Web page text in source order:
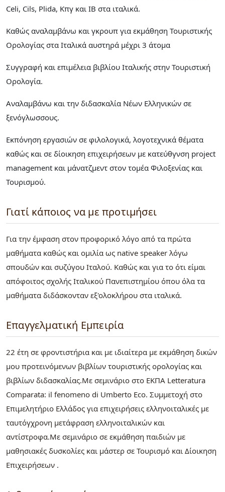
Celi, Cils, Plida, Κπγ και ΙΒ στα ιταλικά.
Καθώς αναλαμβάνω και γκρουπ για εκμάθηση Τουριστικής
Ορολογίας στα Ιταλικά αυστηρά μέχρι 3 άτομα
Συγγραφή και επιμέλεια βιβλίου Ιταλικής στην Τουριστική
Ορολογία.
Αναλαμβάνω και την διδασκαλία Νέων Ελληνικών σε
ξενόγλωσσους.
Εκπόνηση εργασιών σε φιλολογικά, λογοτεχνικά θέματα
καθώς και σε δίοικηση επιχειρήσεων με κατεύθγνση project
management και μάνατζμεντ στον τομέα Φιλοξενίας και
Τουρισμού.
Γιατί κάποιος να με προτιμήσει
Για την έμφαση στον προφορικό λόγο από τα πρώτα
μαθήματα καθώς και ομιλία ως native speaker λόγω
σπουδών και συζύγου Ιταλού. Καθώς και για το ότι είμαι
απόφοιτος σχολής Ιταλικού Πανεπιστημίου όπου όλα τα
μαθήματα διδάσκονταν εξ'ολοκλήρου στα ιταλικά.
Επαγγελματική Εμπειρία
22 έτη σε φροντιστήρια και με ιδιαίτερα με εκμάθηση δικών
μου προτεινόμενων βιβλίων τουριστικής ορολογίας και
βιβλίων διδασκαλίας.Με σεμινάριο στο ΕΚΠΑ Letteratura
Comparata: il fenomeno di Umberto Eco. Συμμετοχή στο
Επιμελητήριο Ελλάδος για επιχειρήσεις ελληνοιταλικές με
ταυτόγχρονη μετάφραση ελληνοιταλικών και
αντίστροφα.Με σεμινάριο σε εκμάθηση παιδιών με
μαθησιακές δυσκολίες και μάστερ σε Τουρισμό και Δίοικηση
Επιχειρήσεων .